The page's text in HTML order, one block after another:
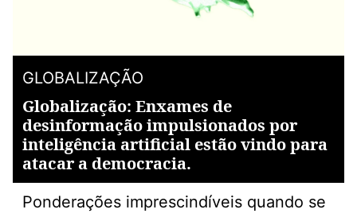
GLOBALIZAÇÃO
Globalização: Enxames de
desinformação impulsionados por
inteligência artificial estão vindo para
atacar a democracia.
Ponderações imprescindíveis quando se